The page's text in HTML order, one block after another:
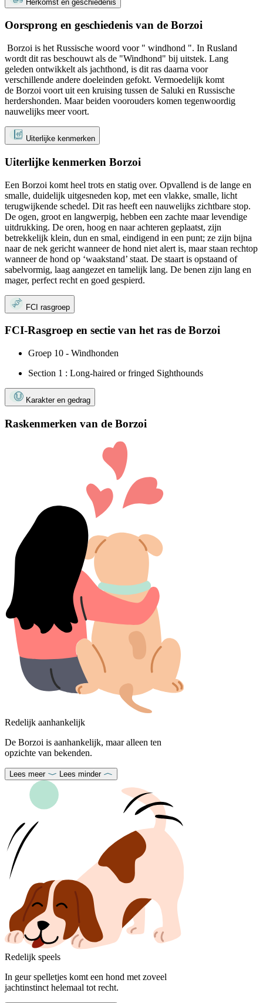
Herkomst en geschiedenis
Oorsprong en geschiedenis van de Borzoi
Borzoi is het Russische woord voor " windhond ". In Rusland
wordt dit ras beschouwt als de "Windhond" bij uitstek. Lang
geleden ontwikkelt als jachthond, is dit ras daarna voor
verschillende andere doeleinden gefokt. Vermoedelijk komt
de Borzoi voort uit een kruising tussen de Saluki en Russische
herdershonden. Maar beiden voorouders komen tegenwoordig
nauwelijks meer voort.
Uiterlijke kenmerken
Uiterlijke kenmerken Borzoi
Een Borzoi komt heel trots en statig over. Opvallend is de lange en
smalle, duidelijk uitgesneden kop, met een vlakke, smalle, licht
terugwijkende schedel. Dit ras heeft een nauwelijks zichtbare stop.
De ogen, groot en langwerpig, hebben een zachte maar levendige
uitdrukking. De oren, hoog en naar achteren geplaatst, zijn
betrekkelijk klein, dun en smal, eindigend in een punt; ze zijn bijna
naar de nek gericht wanneer de hond niet alert is, maar staan rechtop
wanneer de hond op ‘waakstand’ staat. De staart is opstaand of
sabelvormig, laag aangezet en tamelijk lang. De benen zijn lang en
mager, perfect recht en goed gespierd.
FCI rasgroep
FCI-Rasgroep en sectie van het ras de Borzoi
Groep 10 - Windhonden
Section 1 : Long-haired or fringed Sighthounds
Karakter en gedrag
Raskenmerken van de Borzoi
Redelijk aanhankelijk
De Borzoi is aanhankelijk, maar alleen ten
opzichte van bekenden.
Lees meer Lees minder
Redelijk speels
In geur spelletjes komt een hond met zoveel
jachtinstinct helemaal tot recht.